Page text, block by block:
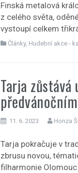
Finská metalová
z celého světa,
vystoupí celkem
Články, Hudební akce -
Tarja zůstává
11. 6. 2023 Honza
Tarja pokračuje v
zbrusu novou,
filharmonie